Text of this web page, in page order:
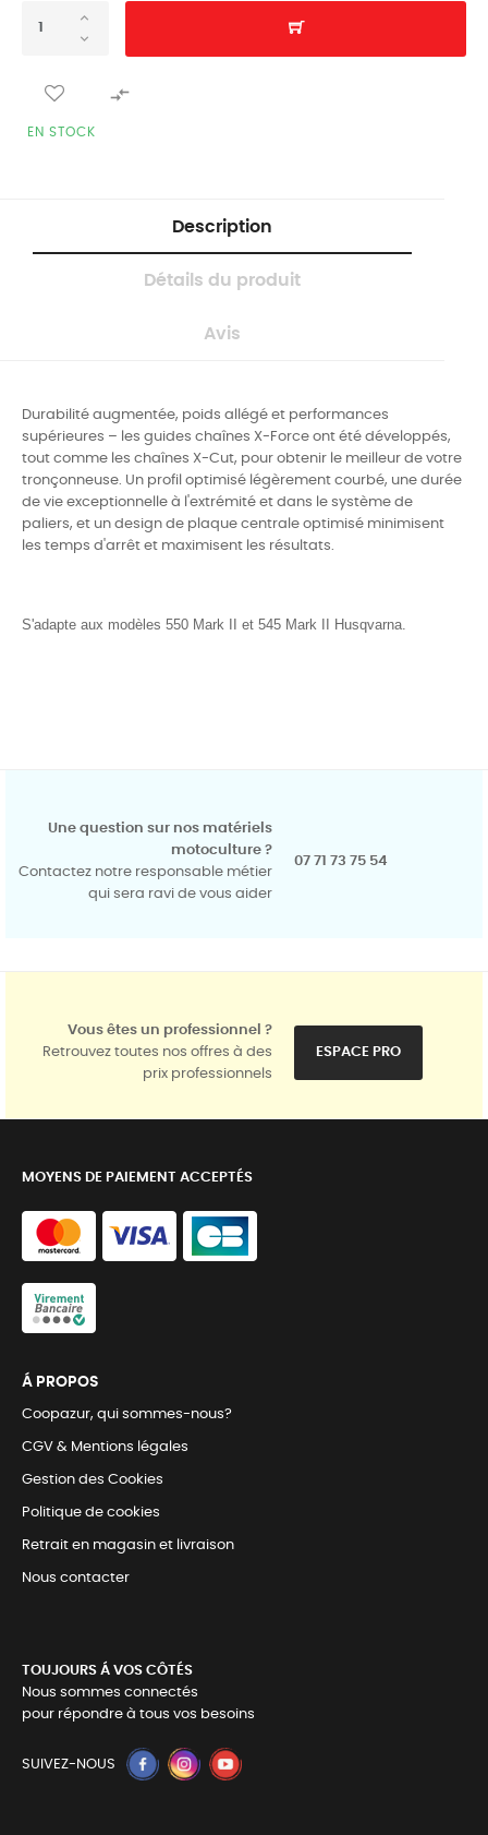

EN STOCK
Description
Détails du produit
Avis
Durabilité augmentée, poids allégé et performances
supérieures – les guides chaînes X-Force ont été développés,
tout comme les chaînes X-Cut, pour obtenir le meilleur de votre
tronçonneuse. Un profil optimisé légèrement courbé, une durée
de vie exceptionnelle à l'extrémité et dans le système de
paliers, et un design de plaque centrale optimisé minimisent
les temps d'arrêt et maximisent les résultats.
S'adapte aux modèles 550 Mark II et 545 Mark II Husqvarna.
Une question sur nos matériels
motoculture ?
Contactez notre responsable métier
qui sera ravi de vous aider
07 71 73 75 54
Vous êtes un professionnel ?
Retrouvez toutes nos offres à des
prix professionnels
ESPACE PRO
MOYENS DE PAIEMENT ACCEPTÉS
Á PROPOS
Coopazur, qui sommes-nous?
CGV & Mentions légales
Gestion des Cookies
Politique de cookies
Retrait en magasin et livraison
Nous contacter
TOUJOURS Á VOS CÔTÉS
Nous sommes connectés
pour répondre à tous vos besoins
SUIVEZ-NOUS